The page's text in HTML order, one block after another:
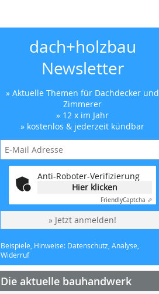
dach+holzbau
Newsletter
» Aktuelle Themen für Dachdecker und
Zimmerer
» 12 x im Jahr
» kostenlos & jederzeit kündbar
Anti-Roboter-Verifizierung
Hier klicken
FriendlyCaptcha ⇗
» Jetzt anmelden!
Beispiele, Hinweise: Datenschutz, Analyse,
Widerruf
Die aktuelle bauhandwerk